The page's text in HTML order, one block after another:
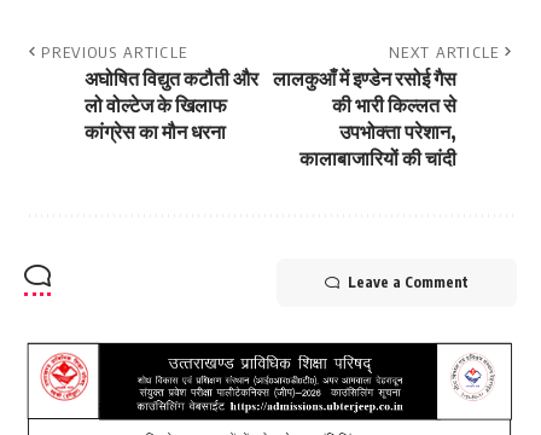
PREVIOUS ARTICLE
अघोषित विद्युत कटौती और
लो वोल्टेज के खिलाफ
कांग्रेस का मौन धरना
NEXT ARTICLE
लालकुआँ में इण्डेन रसोई गैस
की भारी किल्लत से
उपभोक्ता परेशान,
कालाबाजारियों की चांदी
Leave a Comment